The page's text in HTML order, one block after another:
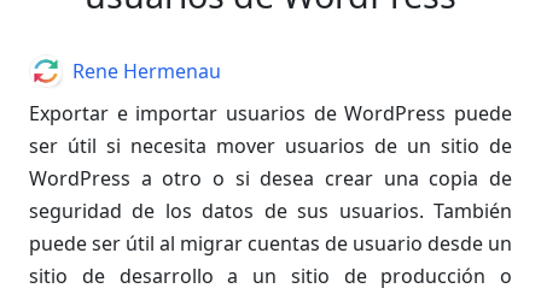
Exportar e importar usuarios de WordPress puede
ser útil si necesita mover usuarios de un sitio de
WordPress a otro o si desea crear una copia de
seguridad de los datos de sus usuarios. También
puede ser útil al migrar cuentas de usuario desde un
sitio de desarrollo a un sitio de producción o
AuthorRene Hermenau